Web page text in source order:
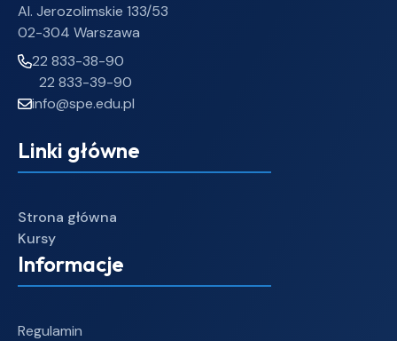
Al. Jerozolimskie 133/53
02-304 Warszawa
22 833-38-90
22 833-39-90
info@spe.edu.pl
Linki główne
Strona główna
Kursy
Informacje
Regulamin